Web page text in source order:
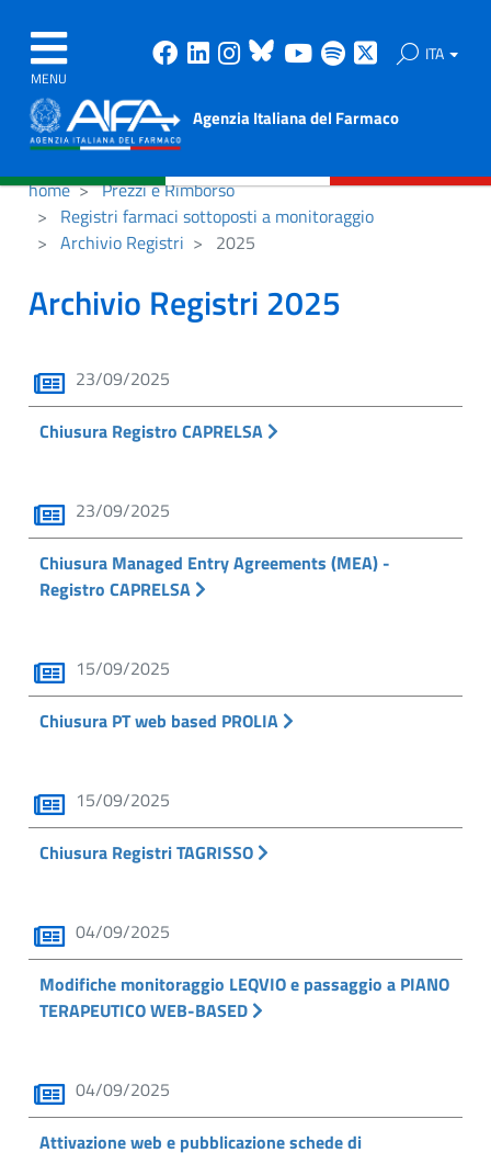
MENU
Facebook
Linkedin
Instagram
Bluesky
Youtube
Spotify ITA
Agenzia Italiana del Farmaco
home
Prezzi e Rimborso
Registri farmaci sottoposti a monitoraggio
Archivio Registri
2025
Archivio Registri 2025
23/09/2025
Chiusura Registro CAPRELSA
23/09/2025
Chiusura Managed Entry Agreements (MEA) -
Registro CAPRELSA
15/09/2025
Chiusura PT web based PROLIA
15/09/2025
Chiusura Registri TAGRISSO
04/09/2025
Modifiche monitoraggio LEQVIO e passaggio a PIANO
TERAPEUTICO WEB-BASED
04/09/2025
Attivazione web e pubblicazione schede di